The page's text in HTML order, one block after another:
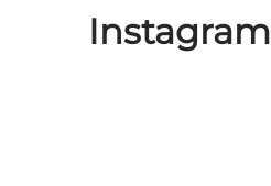
Instagram